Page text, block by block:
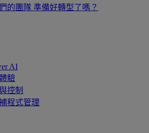
的團隊 準備好轉型了嗎？
AI
驗
控制
程式管理